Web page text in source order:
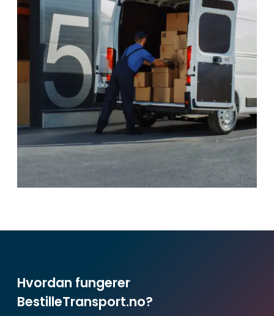
Hvordan fungerer
BestilleTransport.no?